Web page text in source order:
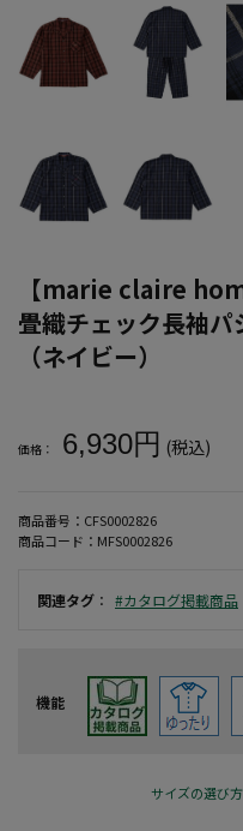
【marie claire
畳織チェック長袖
（ネイビー）
価格： 6,930円 (税込)
商品番号： CFS0002826
商品コード： MFS0002826
関連タグ ： #カタログ掲載商品
機能
サイズの選び方